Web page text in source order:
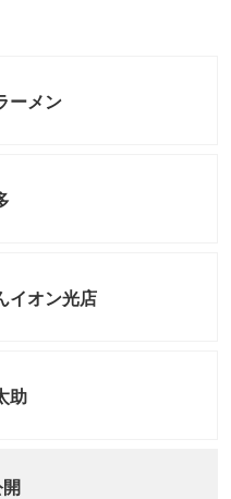
ーメン
イオン光店
助